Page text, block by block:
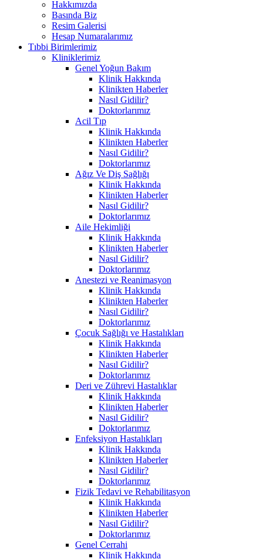
Hakkımızda
Basında Biz
Resim Galerisi
Hesap Numaralarımız
Tıbbi Birimlerimiz
Kliniklerimiz
Genel Yoğun Bakım
Klinik Hakkında
Klinikten Haberler
Nasıl Gidilir?
Doktorlarımız
Acil Tıp
Klinik Hakkında
Klinikten Haberler
Nasıl Gidilir?
Doktorlarımız
Ağız Ve Diş Sağlığı
Klinik Hakkında
Klinikten Haberler
Nasıl Gidilir?
Doktorlarımız
Aile Hekimliği
Klinik Hakkında
Klinikten Haberler
Nasıl Gidilir?
Doktorlarımız
Anestezi ve Reanimasyon
Klinik Hakkında
Klinikten Haberler
Nasıl Gidilir?
Doktorlarımız
Çocuk Sağlığı ve Hastalıkları
Klinik Hakkında
Klinikten Haberler
Nasıl Gidilir?
Doktorlarımız
Deri ve Zührevi Hastalıklar
Klinik Hakkında
Klinikten Haberler
Nasıl Gidilir?
Doktorlarımız
Enfeksiyon Hastalıkları
Klinik Hakkında
Klinikten Haberler
Nasıl Gidilir?
Doktorlarımız
Fizik Tedavi ve Rehabilitasyon
Klinik Hakkında
Klinikten Haberler
Nasıl Gidilir?
Doktorlarımız
Genel Cerrahi
Klinik Hakkında